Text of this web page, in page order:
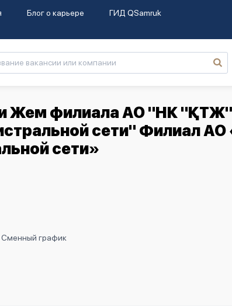
Блог о карьере ГИД QSamruk
Жем филиала АО "НК
сети" Филиал
сети»
Сменный график